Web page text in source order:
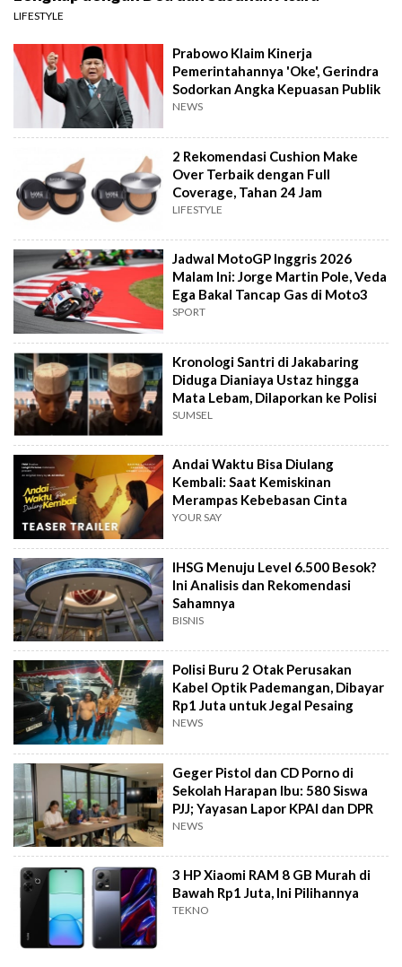
LIFESTYLE
Prabowo Klaim Kinerja
Pemerintahannya 'Oke', Gerindra
Sodorkan Angka Kepuasan Publik
NEWS
2 Rekomendasi Cushion Make
Over Terbaik dengan Full
Coverage, Tahan 24 Jam
LIFESTYLE
Jadwal MotoGP Inggris 2026
Malam Ini: Jorge Martin Pole, Veda
Ega Bakal Tancap Gas di Moto3
SPORT
Kronologi Santri di Jakabaring
Diduga Dianiaya Ustaz hingga
Mata Lebam, Dilaporkan ke Polisi
SUMSEL
Andai Waktu Bisa Diulang
Kembali: Saat Kemiskinan
Merampas Kebebasan Cinta
YOUR SAY
IHSG Menuju Level 6.500 Besok?
Ini Analisis dan Rekomendasi
Sahamnya
BISNIS
Polisi Buru 2 Otak Perusakan
Kabel Optik Pademangan, Dibayar
Rp1 Juta untuk Jegal Pesaing
NEWS
Geger Pistol dan CD Porno di
Sekolah Harapan Ibu: 580 Siswa
PJJ; Yayasan Lapor KPAI dan DPR
NEWS
3 HP Xiaomi RAM 8 GB Murah di
Bawah Rp1 Juta, Ini Pilihannya
TEKNO